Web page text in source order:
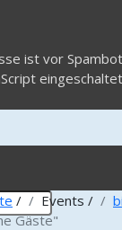
ist vor
/ Events /
Gäste"